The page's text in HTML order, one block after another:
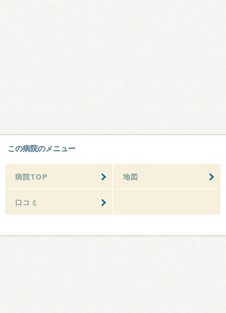
この病院のメニュー
病院TOP 地図
口コミ